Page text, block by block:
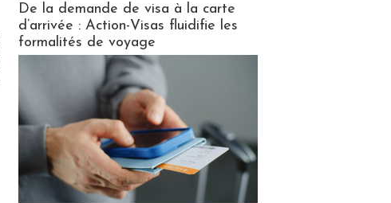
De la demande de visa à la carte
d’arrivée : Action-Visas fluidifie les
formalités de voyage